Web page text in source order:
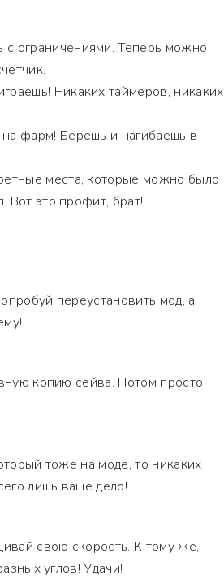
ограничениями. Теперь можно
Никаких таймеров, никаких
фарм! Берешь и нагибаешь в
места, которые можно было
Вот это профит, брат!
переустановить мод, а
копию сейва. Потом просто
тоже на моде, то никаких
лишь ваше дело!
свою скорость. К тому же,
углов! Удачи!